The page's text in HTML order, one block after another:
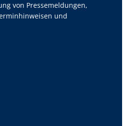
von Pressemeldungen,
und